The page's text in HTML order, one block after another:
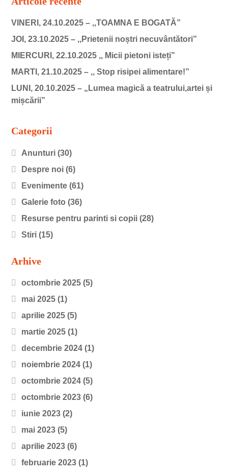
VINERI, 24.10.2025 – ,,TOAMNA E BOGATĂ”
JOI, 23.10.2025 – ,,Prietenii noștri necuvântători”
MIERCURI, 22.10.2025 ,, Micii pietoni isteți”
MARTI, 21.10.2025 – ,, Stop risipei alimentare!”
LUNI, 20.10.2025 – „Lumea magică a teatrului,artei și
mișcării”
Categorii
Anunturi (30)
Despre noi (6)
Evenimente (61)
Galerie foto (36)
Resurse pentru parinti si copii (28)
Stiri (15)
Arhive
octombrie 2025 (5)
mai 2025 (1)
aprilie 2025 (5)
martie 2025 (1)
decembrie 2024 (1)
noiembrie 2024 (1)
octombrie 2024 (5)
octombrie 2023 (6)
iunie 2023 (2)
mai 2023 (5)
aprilie 2023 (6)
februarie 2023 (1)